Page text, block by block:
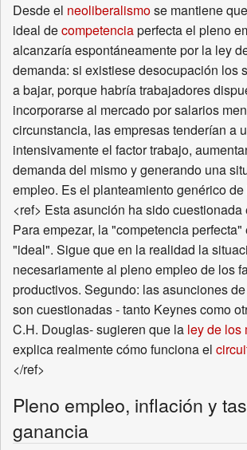
Desde el neoliberalismose mantiene
ideal decompetenciaperfecta el pleno
alcanzaría espontáneamente por la ley
demanda: si existiese desocupación los
a bajar, porque habría trabajadores
incorporarse al mercado por salarios
circunstancia, las empresas tenderían a
intensivamente el factor trabajo,
demanda del mismo y generando una
empleo. Es el planteamiento genérico
<ref> Esta asunción ha sido
Para empezar, la "competencia
"ideal". Sigue que en la realidad la
necesariamente al pleno empleo de los
productivos. Segundo: las asunciones
son cuestionadas - tanto Keynes como
C.H. Douglas- sugieren que la ley de los
explica realmente cómo funciona el
</ref>
Pleno empleo, inflación y
ganancia